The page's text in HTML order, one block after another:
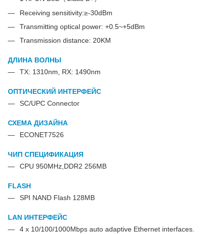
Receiving sensitivity:≥-30dBm
Transmitting optical power: +0.5~+5dBm
Transmission distance: 20KM
ДЛИНА ВОЛНЫ
TX: 1310nm, RX: 1490nm
ОПТИЧЕСКИЙ ИНТЕРФЕЙС
SC/UPC Connector
СХЕМА ДИЗАЙНА
ECONET7526
ЧИП СПЕЦИФИКАЦИЯ
CPU 950MHz,DDR2 256MB
FLASH
SPI NAND Flash 128MB
LAN ИНТЕРФЕЙС
4 x 10/100/1000Mbps auto adaptive Ethernet interfaces.